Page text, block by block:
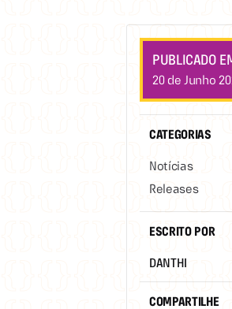
PUBLICADO
20 de Junho
CATEGORIAS
Notícias
Releases
ESCRITO POR
DANTHI
COMPARTILHE